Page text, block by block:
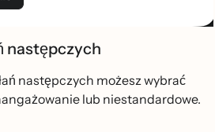
następczych
następczych możesz wybrać
lub niestandardowe.